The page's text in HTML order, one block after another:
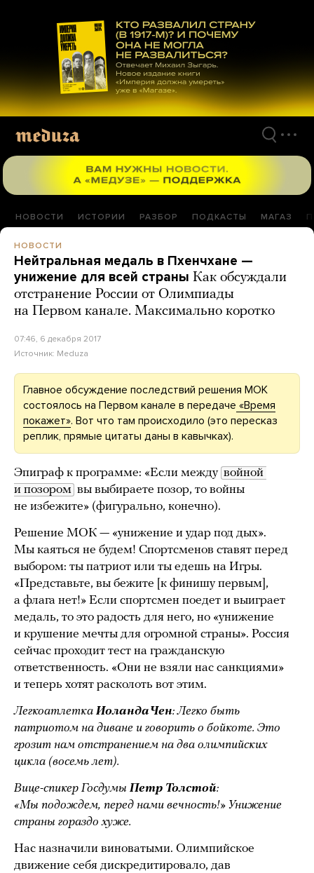
материалам
НОВОСТИ ИСТОРИИ РАЗБОР ПОДКАСТЫ МАГАЗ
НОВОСТИ
Нейтральная медаль в Пхенчхане —
унижение для всей страны Как обсуждали
отстранение России от Олимпиады
на Первом канале. Максимально коротко
07:46, 6 декабря 2017
Источник: Meduza
Главное обсуждение последствий решения МОК
состоялось на Первом канале в передаче «Время
покажет». Вот что там происходило (это пересказ
реплик, прямые цитаты даны в кавычках).
Эпиграф к программе: «Если между войной
и позором вы выбираете позор, то войны
не избежите» (фигурально, конечно).
Решение МОК — «унижение и удар под дых».
Мы каяться не будем! Спортсменов ставят перед
выбором: ты патриот или ты едешь на Игры.
«Представьте, вы бежите [к финишу первым],
а флага нет!» Если спортсмен поедет и выиграет
медаль, то это радость для него, но «унижение
и крушение мечты для огромной страны». Россия
сейчас проходит тест на гражданскую
ответственность. «Они не взяли нас санкциями»
и теперь хотят расколоть вот этим.
Легкоатлетка Иоланда Чен: Легко быть
патриотом на диване и говорить о бойкоте. Это
грозит нам отстранением на два олимпийских
цикла (восемь лет).
Вице-спикер Госдумы Петр Толстой:
«Мы подождем, перед нами вечность!» Унижение
страны гораздо хуже.
Нас назначили виноватыми. Олимпийское
движение себя дискредитировало, дав